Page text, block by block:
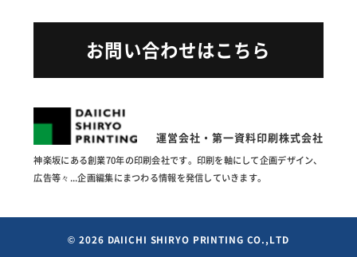
運営会社・第一資料印刷株式会社
神楽坂にある創業70年の印刷会社です。印刷を軸にして企画デザイン、
広告等々...企画編集にまつわる情報を発信していきます。
お問い合わせはこちら
© 2026 DAIICHI SHIRYO PRINTING CO.,LTD